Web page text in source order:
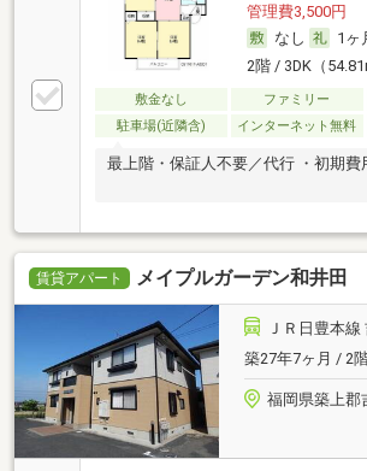
管理費3,500円
なし
1ヶ
2階 / 3DK（
敷金なし ファミリー
駐車場(近隣含)
インターネット無料
最上階・保証人不要／代行 ・初期費
賃貸アパート メイプルガーデン和井田
ＪＲ日豊本
築27年7ヶ月 / 2
福岡県築上郡